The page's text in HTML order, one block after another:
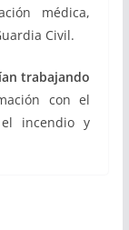
médica,
Civil.
trabajando
con el
incendio y